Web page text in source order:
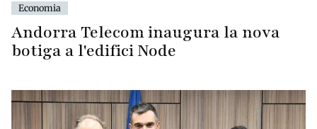
Economia
Andorra Telecom inaugura la nova
botiga a l'edifici Node